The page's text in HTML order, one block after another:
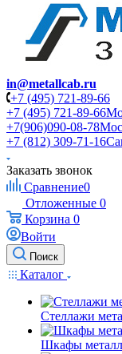
in@metallcab.ru
+7 (495) 721-89-66
+7 (495) 721-89-66
+7(906)090-08-78
+7 (812) 309-71-16
Заказать звонок
Сравнение0
Отложенные 0
Корзина 0
Войти
Поиск
Каталог
Стеллажи
Шкафы